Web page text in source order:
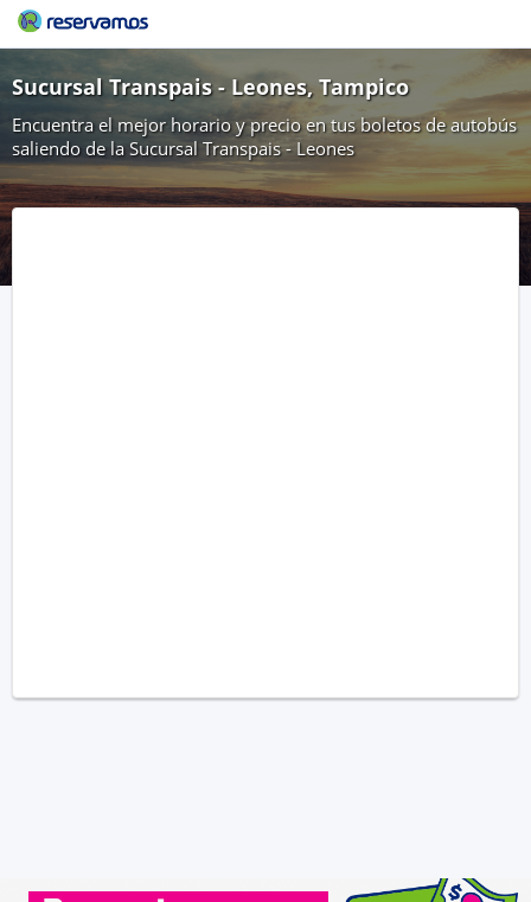
Sucursal Transpais - Leones, Tampico
Encuentra el mejor horario y precio en tus boletos de autobús
saliendo de la Sucursal Transpais - Leones